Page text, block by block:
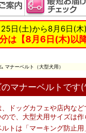
日(土)から8月6日(木
は【8月6日(木)以
マナーベルト（大型犬用）
マナーベルトです
ドッグカフェや店内な
で、大型犬用サイズは
トは「マーキング防止